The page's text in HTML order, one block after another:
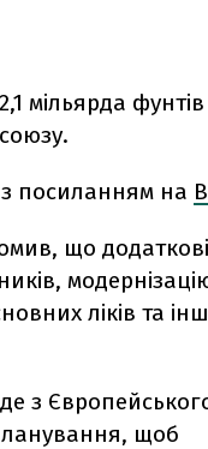
мільярда фунтів
посиланням на
що
ліків та
з
щоб